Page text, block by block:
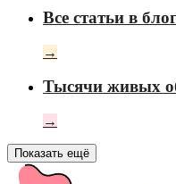
Все статьи в
→
Тысячи живых
→
Показать ещё